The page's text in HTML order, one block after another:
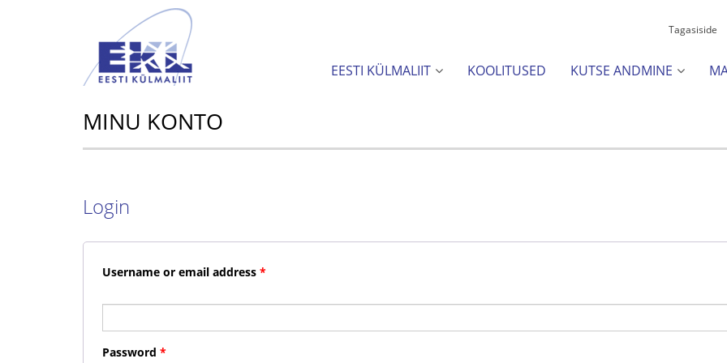
Tagasiside
EESTI KÜLMALIIT  KOOLITUSED KUTSE ANDMINE 
MINU KONTO
Login
Username or email address *
Password *